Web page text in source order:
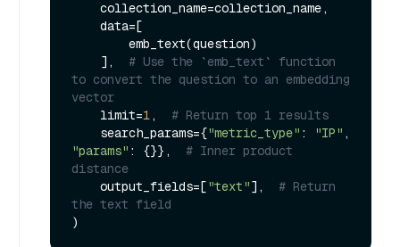
    ],
# Use the `emb_text` function
to convert the question to an embedding
vector
    limit=
1, # Return top 1 results
    search_params={
"metric_type" : "IP"
"params" : {}}, # Inner product
distance
    output_fields=[
"text"], # Return
the text field